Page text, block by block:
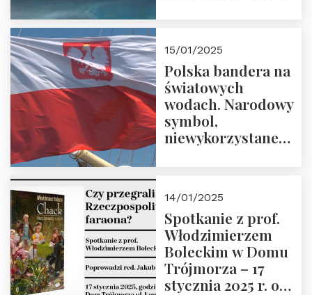
Prowadzi prof.
Zbigniew
Stawrowski
15/01/2025
Polska bandera na
światowych
wodach. Narodowy
symbol,
niewykorzystane
14/01/2025
Spotkanie z prof.
Włodzimierzem
Boleckim w Domu
Trójmorza – 17
stycznia 2025 r. o